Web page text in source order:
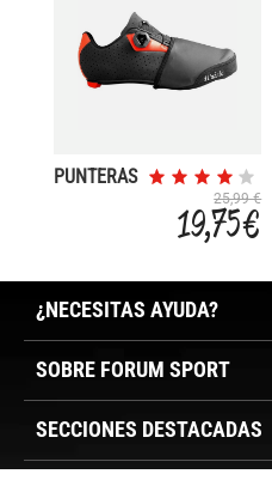
PUNTERAS
25,99 €
19,75 €
¿NECESITAS AYUDA?
SOBRE FORUM SPORT
SECCIONES DESTACADAS